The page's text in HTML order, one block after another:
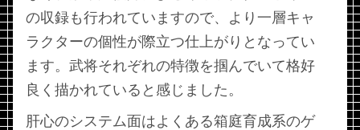
の収録も行われていますので、より一層キャ
ラクターの個性が際立つ仕上がりとなってい
ます。武将それぞれの特徴を掴んでいて格好
良く描かれていると感じました。
肝心のシステム面はよくある箱庭育成系のゲ